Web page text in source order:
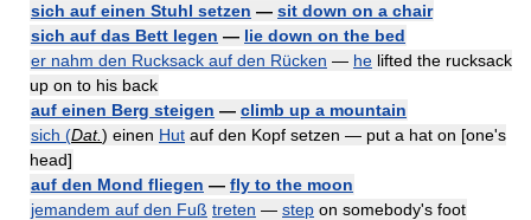
sich auf einen Stuhl setzen — sit down on a chair
sich auf das Bett legen — lie down on the bed
er nahm den Rucksack auf den Rücken — he lifted the rucksack
up on to his back
auf einen Berg steigen — climb up a mountain
sich (Dat.) einen Hut auf den Kopf setzen — put a hat on [one's
head]
auf den Mond fliegen — fly to the moon
jemandem auf den Fuß treten — step on somebody's foot